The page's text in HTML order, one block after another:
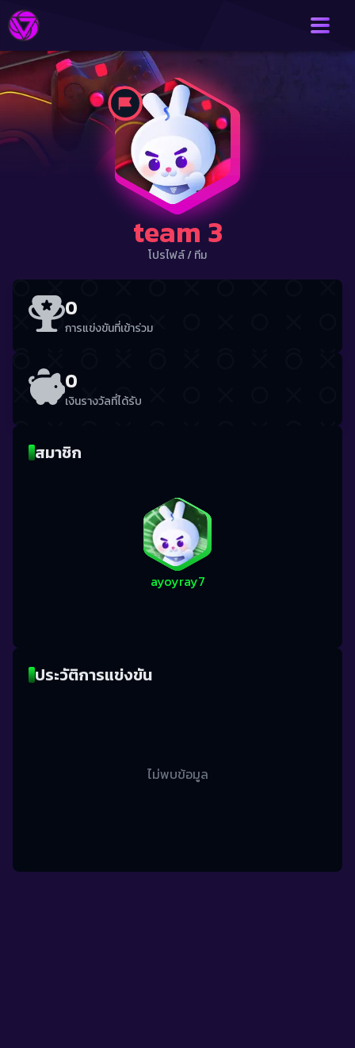
team 3
โปรไฟล์/ทีม
0
การแข่งขันที่เข้าร่วม
0
เงินรางวัลที่ได้รับ
สมาชิก
ayoyray7
ประวัติการแข่งขัน
ไม่พบข้อมูล